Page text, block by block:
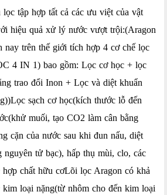
tập hợp tất cả các ưu việt của vật
hiệu quả xử lý nước vượt trội:(Aragon
nay trên thế giới tích hợp 4 cơ chế lọc
4 IN 1) bao gồm: Lọc cơ học + lọc
trao đổi Inon + Lọc và diệt khuẩn
sạch cơ học(kích thước lỗ đến
muối, tạo CO2 làm cân bằng
cặn của nước sau khi đun nấu, diệt
nguyên tử bạc), hấp thụ mùi, clo, các
hợp chất hữu cơLõi lọc Aragon có khả
kim loại nặng(từ nhôm cho đến kim loại